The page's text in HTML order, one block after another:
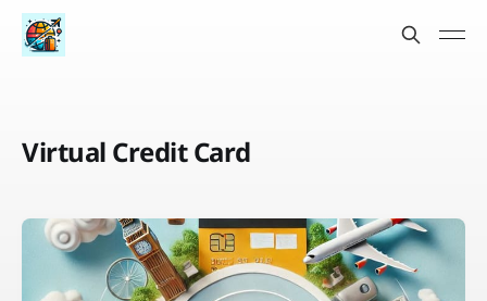
Virtual Credit Card